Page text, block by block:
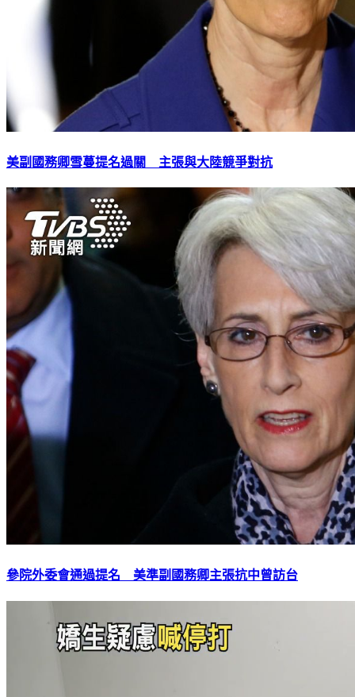
美副國務卿雪蔓提名過關 主張與大陸競爭對抗
參院外委會通過提名 美準副國務卿主張抗中曾訪台